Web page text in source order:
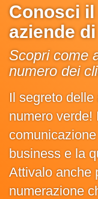
Conosci
aziende
Scopri come
numero dei
Il segreto
numero verde!
business e la
Attivalo anche
numerazione